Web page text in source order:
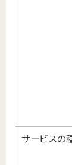
サービスの